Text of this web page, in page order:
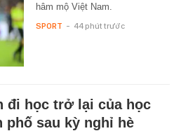
hâm mộ Việt Nam.
SPORT - 44 phút trước
đi học trở lại của học
phố sau kỳ nghỉ hè